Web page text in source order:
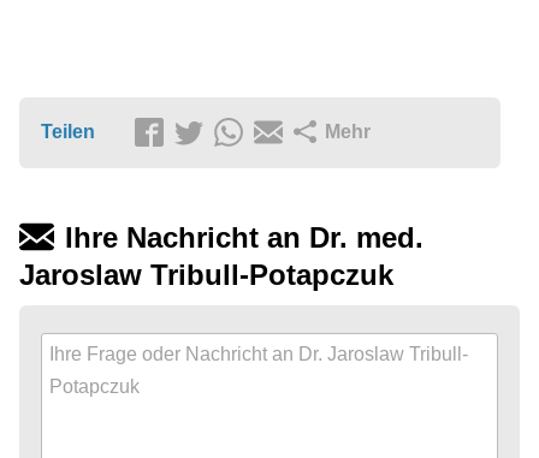
Teilen Mehr
Ihre Nachricht an Dr. med.
Jaroslaw Tribull-Potapczuk